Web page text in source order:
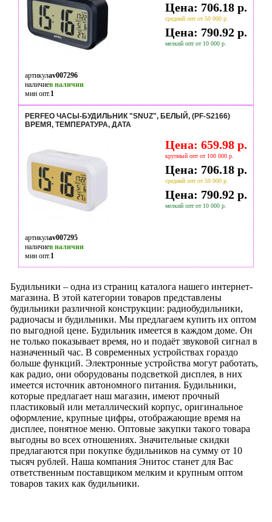
Цена: 706.18 р.
средний опт от 50 000 р.
Цена: 790.92 р.
мелкий опт от 10 000 р.
артикулav007296
наличиев наличии
мин опт.1
PERFEO ЧАСЫ-БУДИЛЬНИК "SNUZ", БЕЛЫЙ, (PF-S2166)
ВРЕМЯ, ТЕМПЕРАТУРА, ДАТА
Цена: 659.98 р.
крупный опт от 100 000 р.
Цена: 706.18 р.
средний опт от 50 000 р.
Цена: 790.92 р.
мелкий опт от 10 000 р.
артикулav007295
наличиев наличии
мин опт.1
Будильники – одна из страниц каталога нашего интернет-
магазина. В этой категории товаров представлены
будильники различной конструкции: радиобудильники,
радиочасы и будильники. Мы предлагаем купить их оптом
по выгодной цене. Будильник имеется в каждом доме. Он
не только показывает время, но и подаёт звуковой сигнал в
назначенный час. В современных устройствах гораздо
больше функций. Электронные устройства могут работать,
как радио, они оборудованы подсветкой дисплея, в них
имеется источник автономного питания. Будильники,
которые предлагает наш магазин, имеют прочный
пластиковый или металлический корпус, оригинальное
оформление, крупные цифры, отображающие время на
дисплее, понятное меню. Оптовые закупки такого товара
выгодны во всех отношениях. Значительные скидки
предлагаются при покупке будильников на сумму от 10
тысяч рублей. Наша компания Энитос станет для Вас
ответственным поставщиком мелким и крупным оптом
товаров таких как будильники.